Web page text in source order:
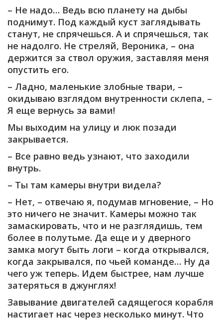
– Не надо… Ведь всю планету на дыбы
поднимут. Под каждый куст заглядывать
станут, не спрячешься. А и спрячешься, так
не надолго. Не стреляй, Вероника, – она
держится за ствол оружия, заставляя меня
опустить его.
– Ладно, маленькие злобные твари, –
окидываю взглядом внутренности склепа, –
Я еще вернусь за вами!
Мы выходим на улицу и люк позади
закрывается.
– Все равно ведь узнают, что заходили
внутрь.
– Ты там камеры внутри видела?
– Нет, – отвечаю я, подумав мгновение, – Но
это ничего не значит. Камеры можно так
замаскировать, что и не разглядишь, тем
более в полутьме. Да еще и у дверного
замка могут быть логи – когда открывался,
когда закрывался, по чьей команде… Ну да
чего уж теперь. Идем быстрее, нам лучше
затеряться в джунглях!
Завывание двигателей садящегося корабля
настигает нас через несколько минут. Что